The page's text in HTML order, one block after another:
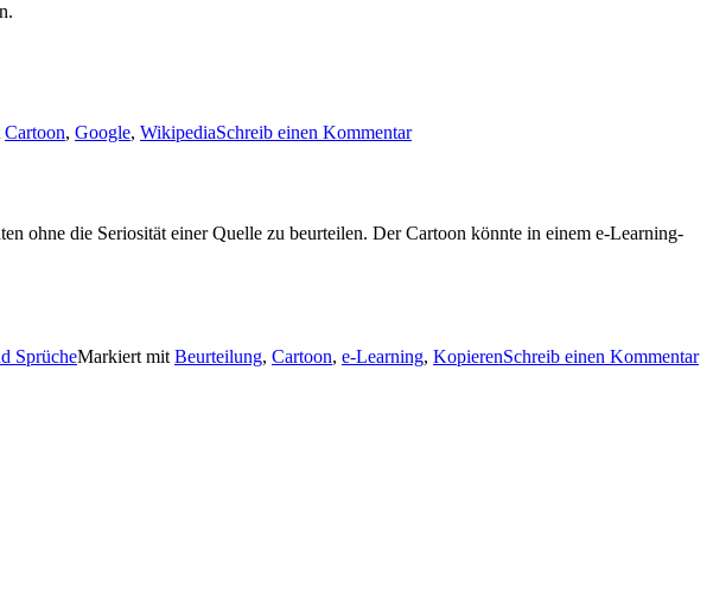
Cartoon, Google, WikipediaSchreib einen Kommentar
ohne die Seriosität einer Quelle zu beurteilen. Der Cartoon könnte in einem e-Learning-
SprücheMarkiert mit Beurteilung, Cartoon, e-Learning, KopierenSchreib einen Kommentar